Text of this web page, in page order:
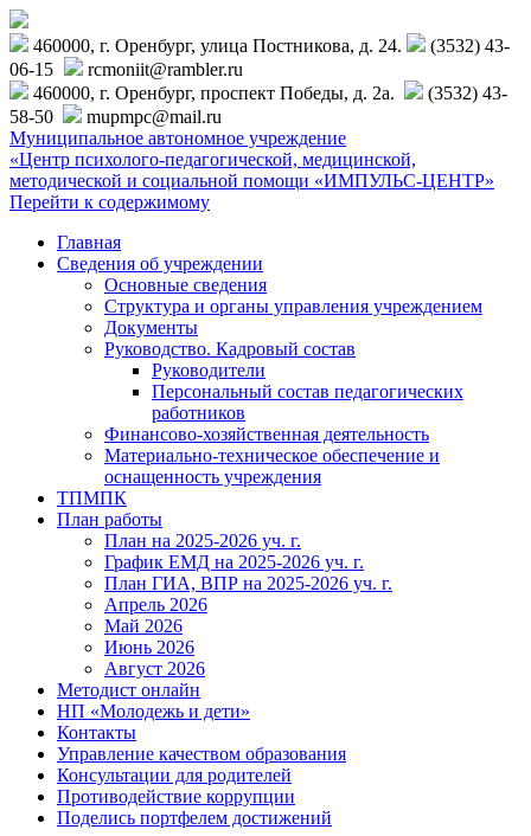
460000, г. Оренбург, улица Постникова, д. 24.
(3532) 43-
06-15
rcmoniit@rambler.ru
460000, г. Оренбург, проспект Победы, д. 2а.
(3532) 43-
58-50
mupmpc@mail.ru
Муниципальное автономное учреждение
«Центр психолого-педагогической, медицинской,
методической и социальной помощи «ИМПУЛЬС-ЦЕНТР»
Перейти к содержимому
Главная
Сведения об учреждении
Основные сведения
Структура и органы управления учреждением
Документы
Руководство. Кадровый состав
Руководители
Персональный состав педагогических
работников
Финансово-хозяйственная деятельность
Материально-техническое обеспечение и
оснащенность учреждения
ТПМПК
План работы
План на 2025-2026 уч. г.
График ЕМД на 2025-2026 уч. г.
План ГИА, ВПР на 2025-2026 уч. г.
Апрель 2026
Май 2026
Июнь 2026
Август 2026
Методист онлайн
НП «Молодежь и дети»
Контакты
Управление качеством образования
Консультации для родителей
Противодействие коррупции
Поделись портфелем достижений